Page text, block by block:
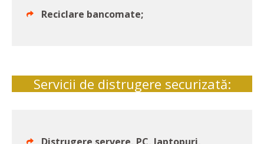
Reciclare bancomate;
Servicii de distrugere securizată: